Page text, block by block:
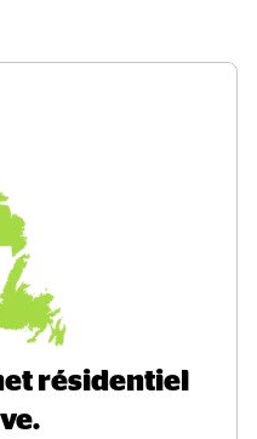
résidentiel